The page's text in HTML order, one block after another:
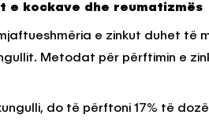
e kockave dhe reumatizmës
e zinkut duhet të
Metodat për përftimin e
do të përftoni 17% të